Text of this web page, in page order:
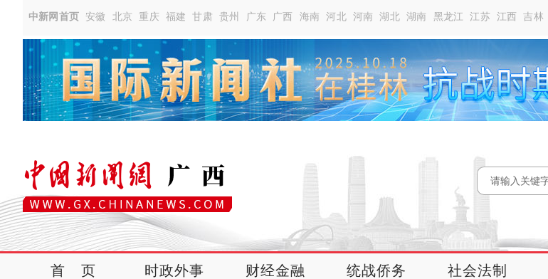
中新网首页 安徽 北京 重庆 福建 甘肃 贵州 广东 广西 海南 河北 河南 湖北 湖南 黑龙江 江苏 江西 吉林
首 页 时政外事 财经金融 统战侨务 社会法制